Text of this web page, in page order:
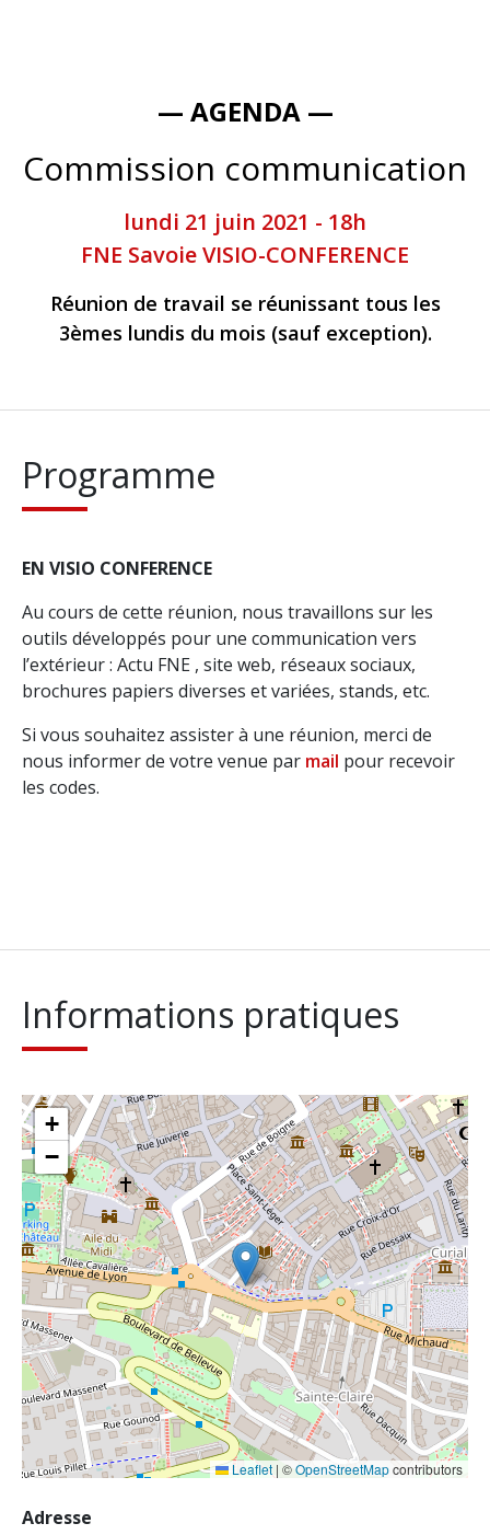
— AGENDA —
Commission communication
lundi 21 juin 2021 - 18h
FNE Savoie VISIO-CONFERENCE
Réunion de travail se réunissant tous les
3èmes lundis du mois (sauf exception).
Programme
EN VISIO CONFERENCE
Au cours de cette réunion, nous travaillons sur les
outils développés pour une communication vers
l’extérieur : Actu FNE , site web, réseaux sociaux,
brochures papiers diverses et variées, stands, etc.
Si vous souhaitez assister à une réunion, merci de
nous informer de votre venue par mail pour recevoir
les codes.
Informations pratiques
+
−
Leaflet | ©OpenStreetMapcontributors
Adresse